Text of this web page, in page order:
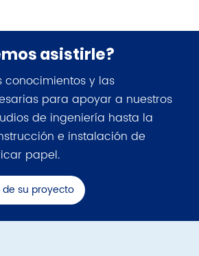
asistirle?
conocimientos y las
para apoyar a nuestros
de ingeniería hasta la
e instalación de
papel.
su proyecto